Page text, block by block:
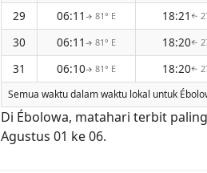
29
06:11 ↑ 81° E 18:21 ↑
30
06:11 ↑ 81° E 18:20↑
31
06:10↑ 81° E 18:20↑
Semua waktu dalam waktu lokal untuk
Di Ébolowa, matahari terbit
Agustus 01 ke 06.